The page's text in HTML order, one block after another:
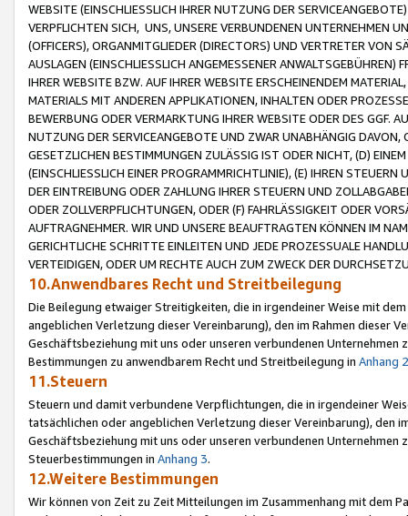
WEBSITE (EINSCHLIESSLICH IHRER NUTZUNG DER
VERPFLICHTEN SICH, UNS, UNSERE VERBUNDENEN UNTERNEHMEN
(OFFICERS), ORGANMITGLIEDER (DIRECTORS) UND VERTRETER VON
AUSLAGEN (EINSCHLIESSLICH ANGEMESSENER
IHRER WEBSITE BZW. AUF IHRER WEBSITE ERSCHEINENDEM
MATERIALS MIT ANDEREN APPLIKATIONEN, INHALTEN ODER
BEWERBUNG ODER VERMARKTUNG IHRER WEBSITE ODER DES GGF.
NUTZUNG DER SERVICEANGEBOTE UND ZWAR UNABHÄNGIG
GESETZLICHEN BESTIMMUNGEN ZULÄSSIG IST ODER NICHT, (D)
(EINSCHLIESSLICH EINER PROGRAMMRICHTLINIE), (E) IHREN
DER EINTREIBUNG ODER ZAHLUNG IHRER STEUERN UND
ODER ZOLLVERPFLICHTUNGEN, ODER (F) FAHRLÄSSIGKEIT ODER
AUFTRAGNEHMER. WIR UND UNSERE BEAUFTRAGTEN KÖNNEN IM
GERICHTLICHE SCHRITTE EINLEITEN UND JEDE PROZESSUALE
VERTEIDIGEN, ODER UM RECHTE AUCH ZUM ZWECK DER
10.Anwendbares Recht und Streitbeilegung
Die Beilegung etwaiger Streitigkeiten, die in irgendeiner Weise mit
angeblichen Verletzung dieser Vereinbarung), den im Rahmen dieser
Geschäftsbeziehung mit uns oder unseren verbundenen
Bestimmungen zu anwendbarem Recht und Streitbeilegung in Anhang 2
11.Steuern
Steuern und damit verbundene Verpflichtungen, die in irgendeiner
tatsächlichen oder angeblichen Verletzung dieser Vereinbarung), den
Geschäftsbeziehung mit uns oder unseren verbundenen
Steuerbestimmungen in Anhang 3.
12.Weitere Bestimmungen
Wir können von Zeit zu Zeit Mitteilungen im Zusammenhang mit dem